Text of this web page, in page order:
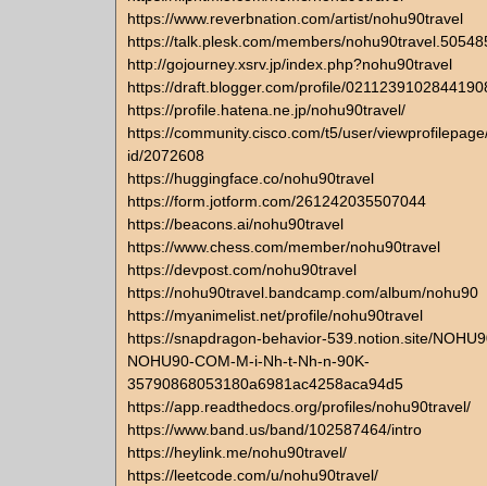
https://www.reverbnation.com/artist/nohu90travel
https://talk.plesk.com/members/
http://gojourney.xsrv.jp/index.php?nohu90travel
https://draft.blogger.com/profile/
https://profile.hatena.ne.jp/nohu90travel/
https://community.cisco.com/t5/user/
id/2072608
https://huggingface.co/nohu90travel
https://form.jotform.com/261242035507044
https://beacons.ai/nohu90travel
https://www.chess.com/member/nohu90travel
https://devpost.com/nohu90travel
https://nohu90travel.bandcamp.com/album/nohu90
https://myanimelist.net/profile/nohu90travel
https://snapdragon-behavior-539.notion.site/
NOHU90-COM-M-i-Nh-t-Nh-n-90K-
35790868053180a6981ac4258aca94d5
https://app.readthedocs.org/profiles/nohu90travel/
https://www.band.us/band/102587464/intro
https://heylink.me/nohu90travel/
https://leetcode.com/u/nohu90travel/